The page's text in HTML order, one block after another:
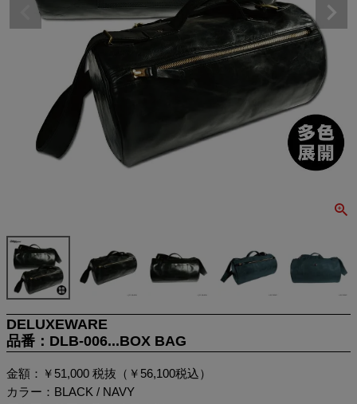
DELUXEWARE
品番：DLB-006...BOX BAG
金額：￥51,000 税抜（￥56,100税込）
カラー：BLACK / NAVY